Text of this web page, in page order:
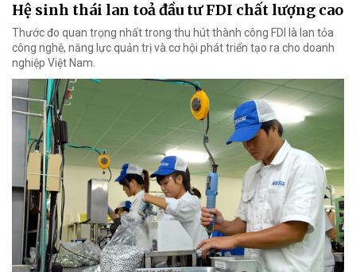
Hệ sinh thái lan toả đầu tư FDI chất lượng cao
Thước đo quan trọng nhất trong thu hút thành công FDI là lan tỏa
công nghệ, năng lực quản trị và cơ hội phát triển tạo ra cho doanh
nghiệp Việt Nam.